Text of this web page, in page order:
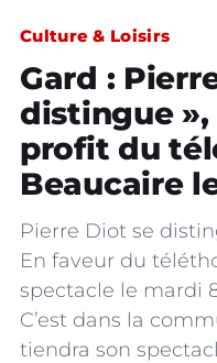
Culture & Loisirs
Gard :
distingue
profit du
Beaucaire
Pierre Diot se
En faveur du
spectacle le mardi
C’est dans la
tiendra son